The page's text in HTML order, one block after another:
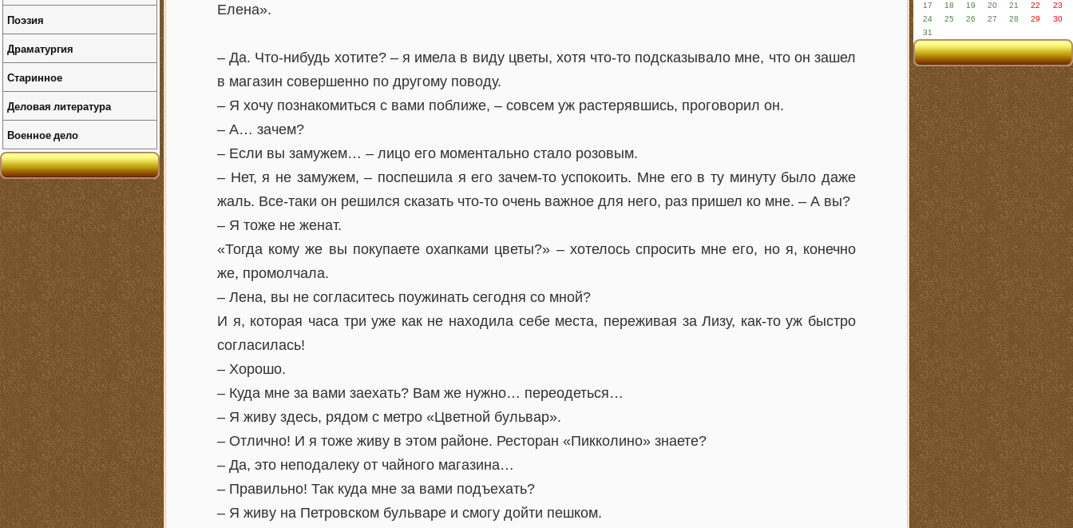
Елена».
– Да. Что-нибудь хотите? – я имела в виду цветы, хотя что-то подсказывало мне, что он зашел
в магазин совершенно по другому поводу.
– Я хочу познакомиться с вами поближе, – совсем уж растерявшись, проговорил он.
– А… зачем?
– Если вы замужем… – лицо его моментально стало розовым.
– Нет, я не замужем, – поспешила я его зачем-то успокоить. Мне его в ту минуту было даже
жаль. Все-таки он решился сказать что-то очень важное для него, раз пришел ко мне. – А вы?
– Я тоже не женат.
«Тогда кому же вы покупаете охапками цветы?» – хотелось спросить мне его, но я, конечно
же, промолчала.
– Лена, вы не согласитесь поужинать сегодня со мной?
И я, которая часа три уже как не находила себе места, переживая за Лизу, как-то уж быстро
согласилась!
– Хорошо.
– Куда мне за вами заехать? Вам же нужно… переодеться…
– Я живу здесь, рядом с метро «Цветной бульвар».
– Отлично! И я тоже живу в этом районе. Ресторан «Пикколино» знаете?
– Да, это неподалеку от чайного магазина…
– Правильно! Так куда мне за вами подъехать?
– Я живу на Петровском бульваре и смогу дойти пешком.
17
18 19 20 21 22
23
24
25 26 27 28 29
30
31
Поэзия
Драматургия
Старинное
Деловая литература
Военное дело